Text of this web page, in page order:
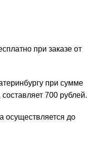
при заказе от
при сумме
700 рублей.
осуществляется до